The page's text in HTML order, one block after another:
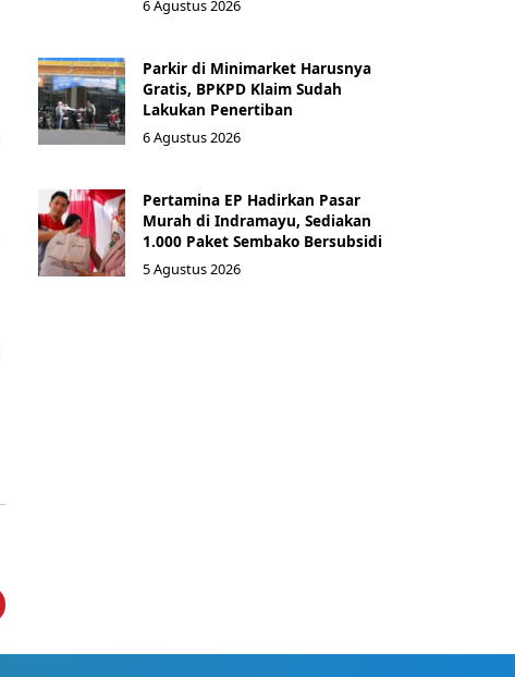
6 Agustus 2026
Parkir di Minimarket Harusnya
Gratis, BPKPD Klaim Sudah
Lakukan Penertiban
6 Agustus 2026
Pertamina EP Hadirkan Pasar
Murah di Indramayu, Sediakan
1.000 Paket Sembako Bersubsidi
5 Agustus 2026